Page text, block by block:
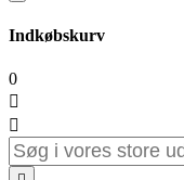
Indkøbskurv
0

